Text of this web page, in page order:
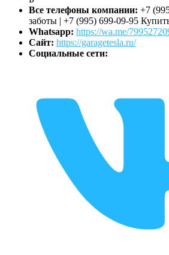
Все телефоны компании: +7
заботы | +7 (995) 699-09-95
Whatsapp: https://wa.me/
Сайт: https://garagetesla.ru/
Социальные сети: